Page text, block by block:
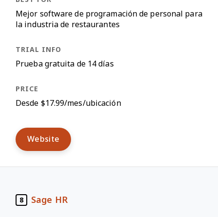
Mejor software de programación de personal para
la industria de restaurantes
Prueba gratuita de 14 días
Desde $17.99/mes/ubicación
Website
8 Sage HR